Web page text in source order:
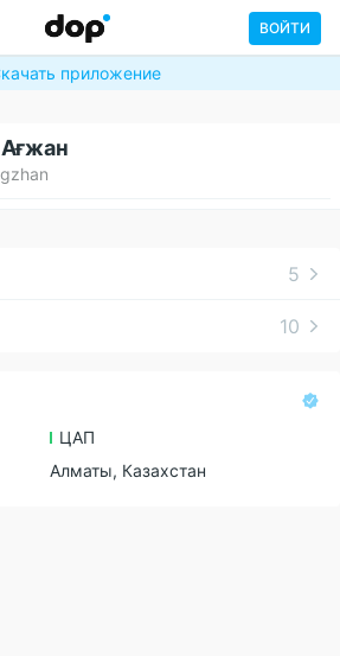
ВОЙТИ
приложение
5
10
ЦАП
Алматы, Казахстан